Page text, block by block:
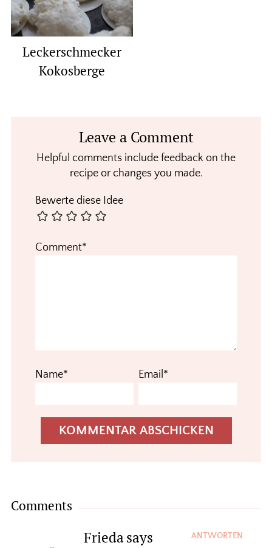
Leckerschmecker
Kokosberge
InteractionsLeave a Comment
Helpful comments include feedback on the
recipe or changes you made.
Bewerte diese Idee
Comment*
Name* Email*
Comments
Friedasays ANTWORTEN